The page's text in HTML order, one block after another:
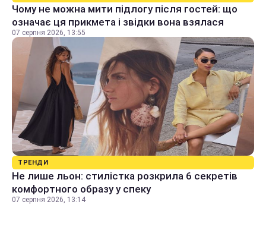
Чому не можна мити підлогу після гостей: що
означає ця прикмета і звідки вона взялася
07 серпня 2026, 13:55
ТРЕНДИ
Не лише льон: стилістка розкрила 6 секретів
комфортного образу у спеку
07 серпня 2026, 13:14